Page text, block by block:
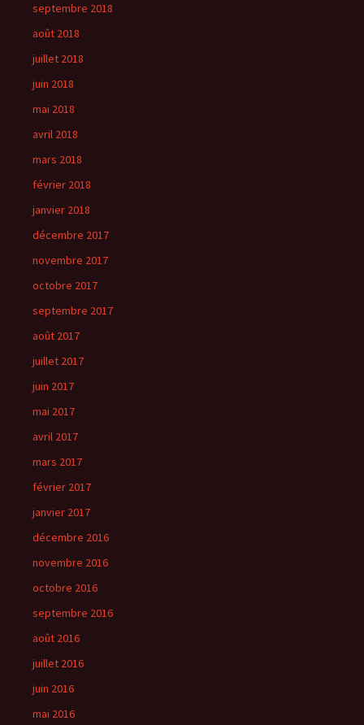
septembre 2018
août 2018
juillet 2018
juin 2018
mai 2018
avril 2018
mars 2018
février 2018
janvier 2018
décembre 2017
novembre 2017
octobre 2017
septembre 2017
août 2017
juillet 2017
juin 2017
mai 2017
avril 2017
mars 2017
février 2017
janvier 2017
décembre 2016
novembre 2016
octobre 2016
septembre 2016
août 2016
juillet 2016
juin 2016
mai 2016